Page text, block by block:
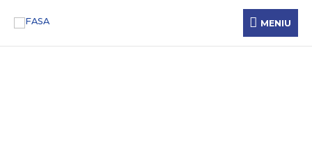
MENIU
MENIU